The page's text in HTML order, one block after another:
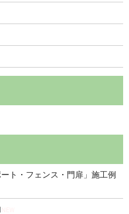
ト・フェンス・門扉」施工例